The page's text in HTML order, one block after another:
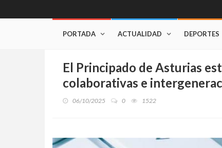
PORTADA ACTUALIDAD DEPORTES
El Principado de Asturias
colaborativas e
06/10/2025 0 1522